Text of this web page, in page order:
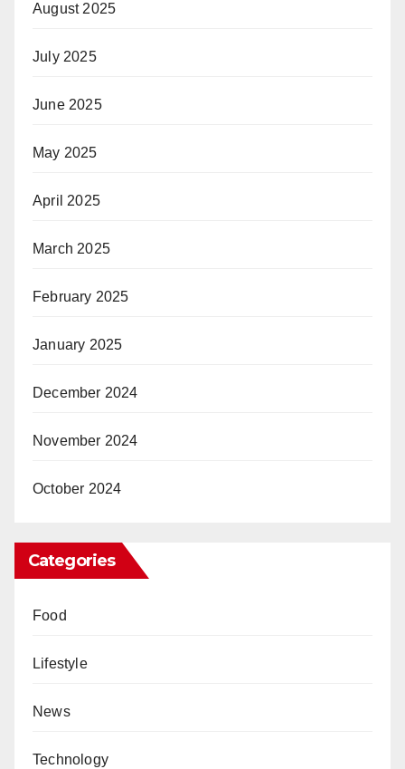
August 2025
July 2025
June 2025
May 2025
April 2025
March 2025
February 2025
January 2025
December 2024
November 2024
October 2024
Categories
Food
Lifestyle
News
Technology